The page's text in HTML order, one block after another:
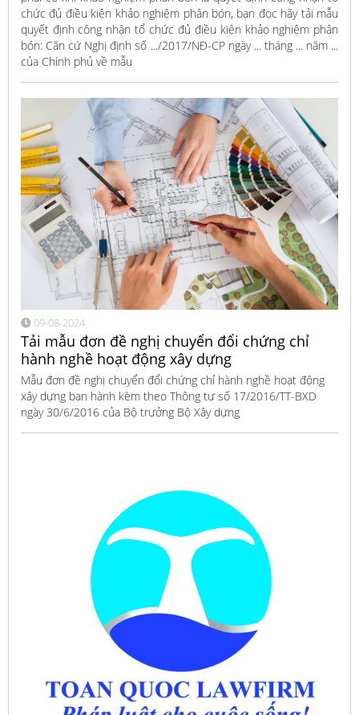
chức đủ điều kiện khảo nghiệm phân bón, bạn đọc hãy tải mẫu
quyết định công nhận tổ chức đủ điều kiện khảo nghiệm phân
bón: Căn cứ Nghị định số .../2017/NĐ-CP ngày ... tháng ... năm ...
của Chính phủ về mẫu
09-08-2024
Tải mẫu đơn đề nghị chuyển đổi chứng chỉ
hành nghề hoạt động xây dựng
Mẫu đơn đề nghị chuyển đổi chứng chỉ hành nghề hoạt động
xây dựng ban hành kèm theo Thông tư số 17/2016/TT-BXD
ngày 30/6/2016 của Bộ trưởng Bộ Xây dựng